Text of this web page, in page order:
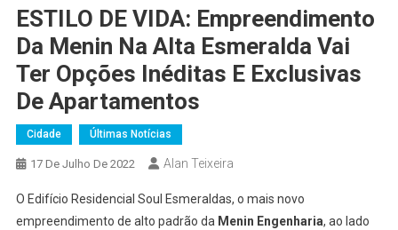
ESTILO DE VIDA: Empreendimento
Da Menin Na Alta Esmeralda Vai
Ter Opções Inéditas E Exclusivas
De Apartamentos
Cidade Últimas Notícias
17 De Julho De 2022 Alan Teixeira
O Edifício Residencial Soul Esmeraldas, o mais novo
empreendimento de alto padrão da Menin Engenharia, ao lado